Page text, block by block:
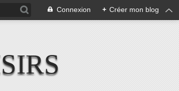
Connexion + Créer mon blog